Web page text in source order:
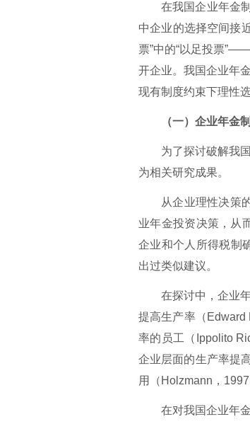
在我国企业年金
中企业的选择空间接
票”中的“以足投票
开企业。 我国企业年
现有制度约束下理性
（一）企业年金
为了探讨破解我
为相关研究成果。
从企业理性决策
业年金投资决策，从
企业和个人所得税制
出过类似建议。
在探讨中，企业
提高生产率（ Edward
率的员工（ Ippolito
企业层面的生产率提
用（Holzmann，1997
在对我国企业年